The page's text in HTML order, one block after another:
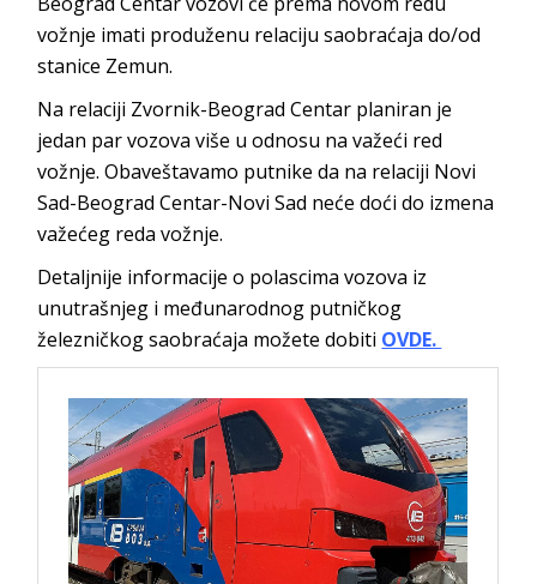
vožnje imati produženu relaciju saobraćaja do/od
stanice Zemun.
Na relaciji Zvornik-Beograd Centar planiran je
jedan par vozova više u odnosu na važeći red
vožnje. Obaveštavamo putnike da na relaciji Novi
Sad-Beograd Centar-Novi Sad neće doći do izmena
važećeg reda vožnje.
Detaljnije informacije o polascima vozova iz
unutrašnjeg i međunarodnog putničkog
železničkog saobraćaja možete dobiti OVDE.